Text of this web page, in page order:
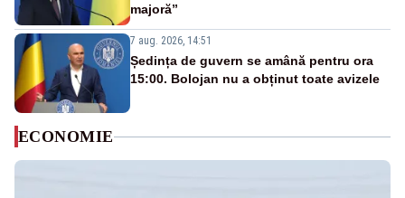
majoră”
7 aug. 2026, 14:51
Ședința de guvern se amână pentru ora
15:00. Bolojan nu a obținut toate avizele
ECONOMIE